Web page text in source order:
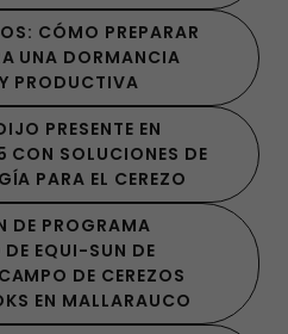
CÓMO PREPARAR
UNA DORMANCIA
PRODUCTIVA
PRESENTE EN
CON SOLUCIONES DE
PARA EL CEREZO
DE PROGRAMA
DE EQUI-SUN DE
DE CEREZOS
EN MALLARAUCO